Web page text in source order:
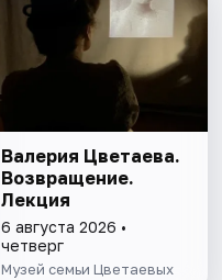
Валерия Цветаева.
Возвращение.
Лекция
6 августа 2026 •
четверг
Музей семьи Цветаевых